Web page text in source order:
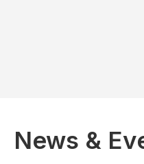
News &